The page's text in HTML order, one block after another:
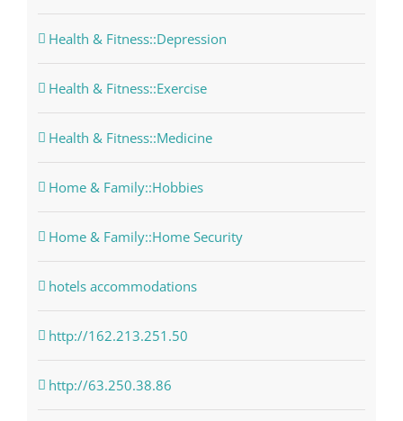
Health & Fitness::Depression
Health & Fitness::Exercise
Health & Fitness::Medicine
Home & Family::Hobbies
Home & Family::Home Security
hotels accommodations
http://162.213.251.50
http://63.250.38.86